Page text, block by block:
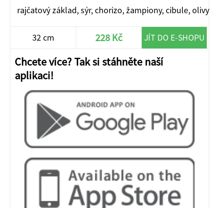
rajčatový základ, sýr, chorizo, žampiony, cibule, olivy
32 cm 228 Kč JÍT DO E-SHOPU
Chcete více? Tak si stáhněte naší
aplikaci!